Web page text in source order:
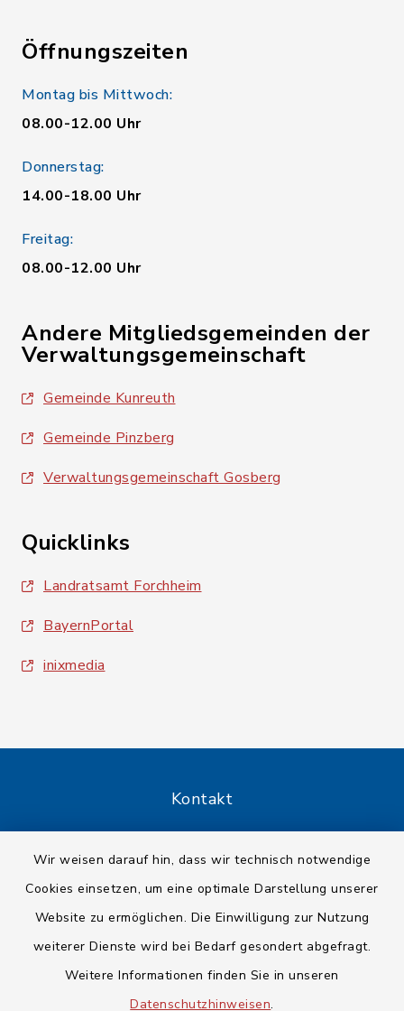
Wir weisen darauf hin, dass wir technisch notwendige
Cookies einsetzen, um eine optimale Darstellung unserer
Website zu ermöglichen. Die Einwilligung zur Nutzung
weiterer Dienste wird bei Bedarf gesondert abgefragt.
Weitere Informationen finden Sie in unseren
Datenschutzhinweisen.
Öffnungszeiten
Montag bis Mittwoch:
08.00-12.00 Uhr
Donnerstag:
14.00-18.00 Uhr
Freitag:
08.00-12.00 Uhr
Andere Mitgliedsgemeinden der
Verwaltungsgemeinschaft
Gemeinde Kunreuth
Gemeinde Pinzberg
Verwaltungsgemeinschaft Gosberg
Quicklinks
Landratsamt Forchheim
BayernPortal
inixmedia
Kontakt
Datenschutz
Impressum
Sitemap